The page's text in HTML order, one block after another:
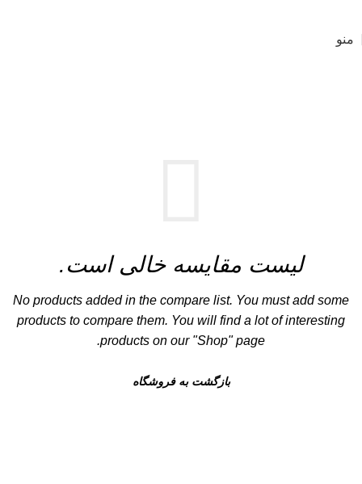
منو
لیست مقایسه خالی است.
No products added in the compare list. You must add some
products to compare them. You will find a lot of interesting
products on our "Shop" page.
بازگشت به فروشگاه